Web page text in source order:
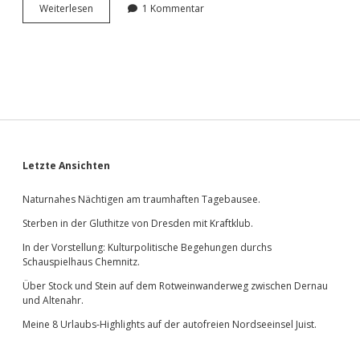
Wei­ter­le­sen
chen
class=“caps”>BUGA</span> 2021.
1 Kommentar
Sidebar
Letzte Ansichten
Naturnahes Nächtigen am traumhaften Tagebausee.
Sterben in der Gluthitze von Dresden mit Kraftklub.
In der Vorstellung: Kulturpolitische Begehungen durchs
Schauspielhaus Chemnitz.
Über Stock und Stein auf dem Rotweinwanderweg zwischen Dernau
und Altenahr.
Meine 8 Urlaubs-Highlights auf der autofreien Nordseeinsel Juist.